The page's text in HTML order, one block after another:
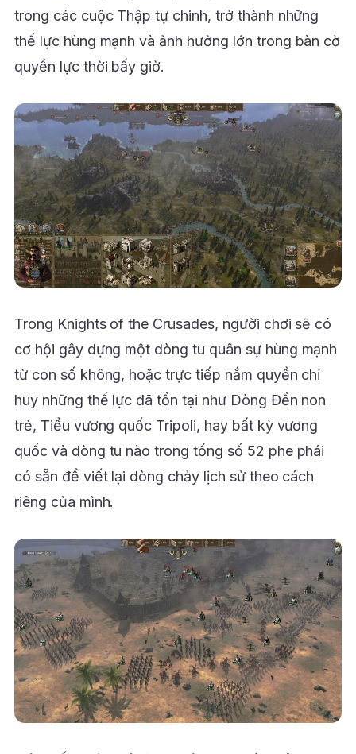
trong các cuộc Thập tự chinh, trở thành những
thế lực hùng mạnh và ảnh hưởng lớn trong bàn cờ
quyền lực thời bấy giờ.
Trong Knights of the Crusades, người chơi sẽ có
cơ hội gây dựng một dòng tu quân sự hùng mạnh
từ con số không, hoặc trực tiếp nắm quyền chỉ
huy những thế lực đã tồn tại như Dòng Đền non
trẻ, Tiểu vương quốc Tripoli, hay bất kỳ vương
quốc và dòng tu nào trong tổng số 52 phe phái
có sẵn để viết lại dòng chảy lịch sử theo cách
riêng của mình.